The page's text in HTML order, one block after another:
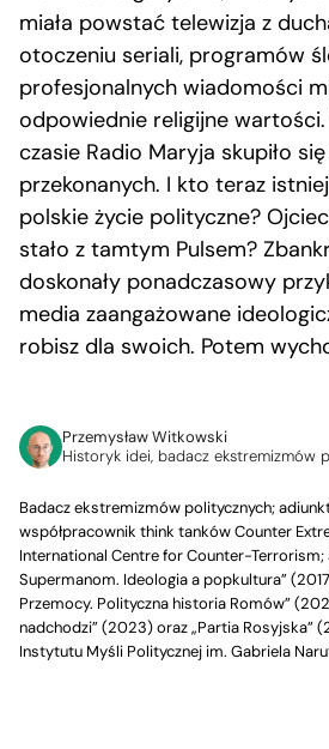
miała powstać telewizja z
otoczeniu seriali, programów
profesjonalnych wiadomości
odpowiednie religijne
czasie Radio Maryja skupiło
przekonanych. I kto teraz
polskie życie polityczne?
stało z tamtym Pulsem?
doskonały ponadczasowy
media zaangażowane
robisz dla swoich. Potem
Przemysław Witkowski
Historyk idei, badacz ekstremizmów
Badacz ekstremizmów politycznych;
współpracownik think tanków Counter
International Centre for Counter-Terrorism;
Supermanom. Ideologia a popkultura”
Przemocy. Polityczna historia Romów”
nadchodzi” (2023) oraz „Partia Rosyjska”
Instytutu Myśli Politycznej im. Gabriela